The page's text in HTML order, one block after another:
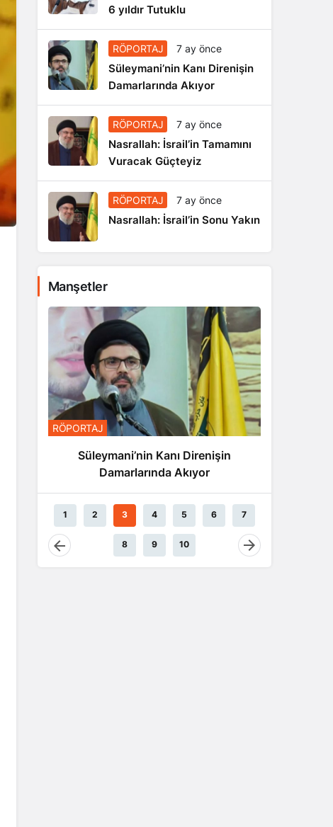
6 yıldır Tutuklu
RÖPORTAJ 7 ay önce
Süleymani’nin Kanı Direnişin
Damarlarında Akıyor
RÖPORTAJ 7 ay önce
Nasrallah: İsrail’in Tamamını
Vuracak Güçteyiz
RÖPORTAJ 7 ay önce
Nasrallah: İsrail’in Sonu Yakın
Manşetler
RÖPORTAJ
Süleymani’nin Kanı Direnişin
Damarlarında Akıyor
1 2 3 4 5 6 7
8 9 10